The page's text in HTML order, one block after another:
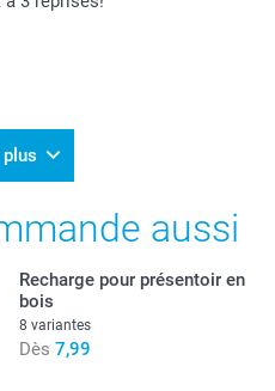
aussi
Recharge pour présentoir en
bois
8 variantes
Dès 7,99